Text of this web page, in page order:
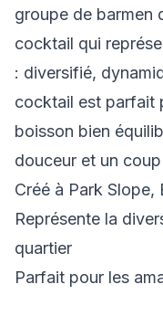
groupe de barmen
cocktail qui
: diversifié,
cocktail est parfait
boisson bien
douceur et un
Créé à Park Slope,
Représente la
quartier
Parfait pour les